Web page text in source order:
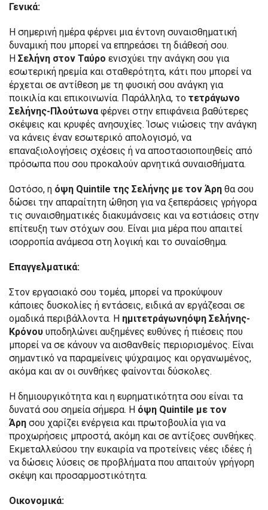
Γενικά:
Η σημερινή ημέρα φέρνει μια έντονη συναισθηματική
δυναμική που μπορεί να επηρεάσει τη διάθεσή σου.
Η Σελήνη στον Ταύρο ενισχύει την ανάγκη σου για
εσωτερική ηρεμία και σταθερότητα, κάτι που μπορεί να
έρχεται σε αντίθεση με τη φυσική σου ανάγκη για
ποικιλία και επικοινωνία. Παράλληλα, το τετράγωνο
Σελήνης-Πλούτωναφέρνει στην επιφάνεια βαθύτερες
σκέψεις και κρυφές ανησυχίες. Ίσως νιώσεις την ανάγκη
να κάνεις έναν εσωτερικό απολογισμό, να
επαναξιολογήσεις σχέσεις ή να αποστασιοποιηθείς από
πρόσωπα που σου προκαλούν αρνητικά συναισθήματα.
Ωστόσο, η όψη Quintile της Σελήνης με τον Άρη θα σου
δώσει την απαραίτητη ώθηση για να ξεπεράσεις γρήγορα
τις συναισθηματικές διακυμάνσεις και να εστιάσεις στην
επίτευξη των στόχων σου. Είναι μια μέρα που απαιτεί
ισορροπία ανάμεσα στη λογική και το συναίσθημα.
Επαγγελματικά:
Στον εργασιακό σου τομέα, μπορεί να προκύψουν
κάποιες δυσκολίες ή εντάσεις, ειδικά αν εργάζεσαι σε
ομαδικά περιβάλλοντα. Η ημιτετράγωνηόψη Σελήνης-
Κρόνου υποδηλώνει αυξημένες ευθύνες ή πιέσεις που
μπορεί να σε κάνουν να αισθανθείς περιορισμένος. Είναι
σημαντικό να παραμείνεις ψύχραιμος και οργανωμένος,
ακόμα και αν οι συνθήκες φαίνονται δύσκολες.
Η δημιουργικότητα και η ευρηματικότητα σου είναι τα
δυνατά σου σημεία σήμερα. Η όψη Quintile με τον
Άρη σου χαρίζει ενέργεια και πρωτοβουλία για να
προχωρήσεις μπροστά, ακόμη και σε αντίξοες συνθήκες.
Εκμεταλλεύσου την ευκαιρία να προτείνεις νέες ιδέες ή
να δώσεις λύσεις σε προβλήματα που απαιτούν γρήγορη
σκέψη και προσαρμοστικότητα.
Οικονομικά: